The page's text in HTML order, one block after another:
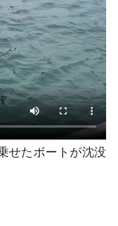
せたボートが沈没